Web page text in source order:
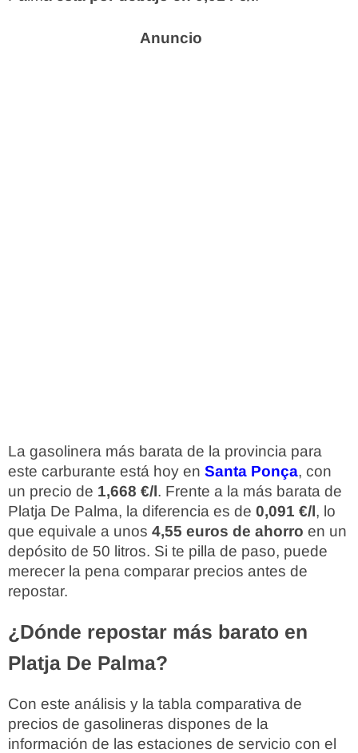
La gasolinera más barata de la provincia para
este carburante está hoy en Santa Ponça, con
un precio de 1,668 €/l. Frente a la más barata de
Platja De Palma, la diferencia es de 0,091 €/l, lo
que equivale a unos 4,55 euros de ahorro en un
depósito de 50 litros. Si te pilla de paso, puede
merecer la pena comparar precios antes de
repostar.
¿Dónde repostar más barato en
Platja De Palma?
Con este análisis y la tabla comparativa de
precios de gasolineras dispones de la
información de las estaciones de servicio con el